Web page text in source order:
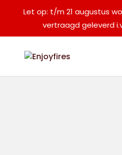
Let op: t/m 21 augustus
vertraagd geleverd